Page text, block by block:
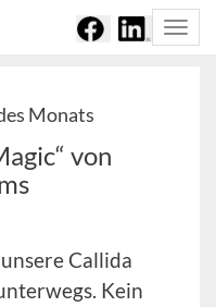
Monats
von
Callida
Kein